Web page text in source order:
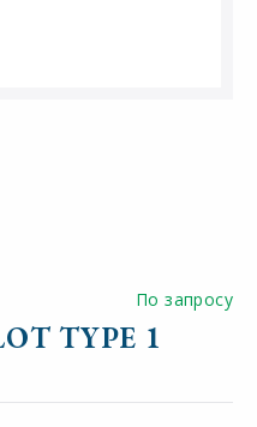
По запросу
TYPE 1